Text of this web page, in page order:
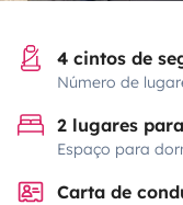
4 cintos de
Número de
2 lugares
Espaço para
Carta de